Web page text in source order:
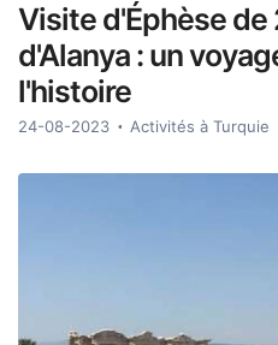
Visite d'Éphèse
d'Alanya : un
l'histoire
24-08-2023 Activités à Turquie